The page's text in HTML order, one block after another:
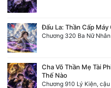
Đấu La: Thần Cấp Máy
Chương 320 Ba Nữ
Cha Võ Thần Mẹ Tài
Thế Nào
Chương 910 Lý Kiện,